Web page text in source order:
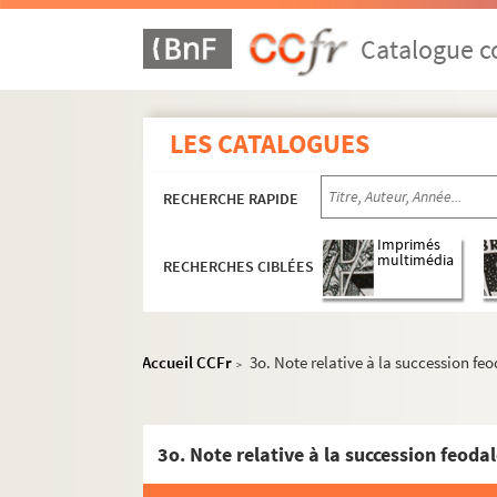
Catalogue
LES CATALOGUES
RECHERCHE RAPIDE
RECHERCHES CIBLÉES
Imprimés
multimédia
Accueil CCFr > 3o. Note relative à la succession
3o. Note relative à la succession
2318. (Recueil de pièces sur l'épiscopat de
2319. Extraict de la responce apologetique
2321. Catalogue ou Poulier des benefices
2322. (Notes historiques de ce qui s'est
2323. (Gazette de Paris, comprenant les
2324. Plan général de l'hotel de la
2325. Projet d'une nouvelle philosophie,
2326. OEuvres diverses du sieur Rousseau
2330. Théorie des machines tractoires,
2331. Balistique. Mémoire sur la théorie